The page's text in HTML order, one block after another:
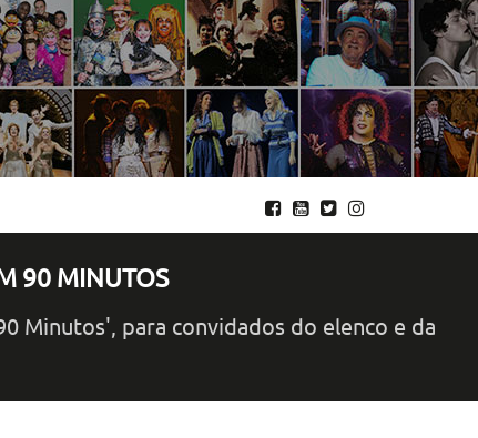
90 MINUTOS
Minutos', para convidados do elenco e da